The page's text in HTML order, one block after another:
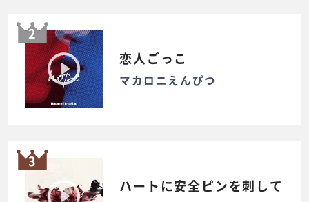
2
恋人ごっこ
マカロニえんぴつ
3
ハートに安全ピンを刺して